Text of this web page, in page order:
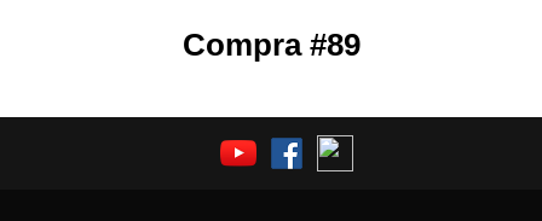
Compra #89